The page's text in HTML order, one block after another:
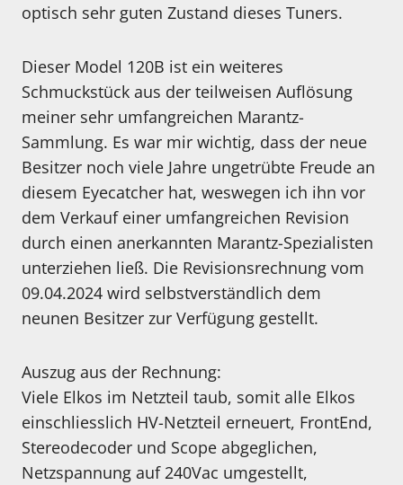
optisch sehr guten Zustand dieses Tuners.
Dieser Model 120B ist ein weiteres
Schmuckstück aus der teilweisen Auflösung
meiner sehr umfangreichen Marantz-
Sammlung. Es war mir wichtig, dass der neue
Besitzer noch viele Jahre ungetrübte Freude an
diesem Eyecatcher hat, weswegen ich ihn vor
dem Verkauf einer umfangreichen Revision
durch einen anerkannten Marantz-Spezialisten
unterziehen ließ. Die Revisionsrechnung vom
09.04.2024 wird selbstverständlich dem
neunen Besitzer zur Verfügung gestellt.
Auszug aus der Rechnung:
Viele Elkos im Netzteil taub, somit alle Elkos
einschliesslich HV-Netzteil erneuert, FrontEnd,
Stereodecoder und Scope abgeglichen,
Netzspannung auf 240Vac umgestellt,